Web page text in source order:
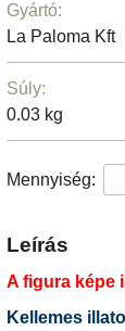
Gyártó:
La Paloma Kft
Súly:
0.03 kg
Mennyiség:
Leírás
A figura képe
Kellemes